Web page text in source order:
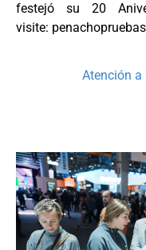
festejó su 20
visite:
Atención a